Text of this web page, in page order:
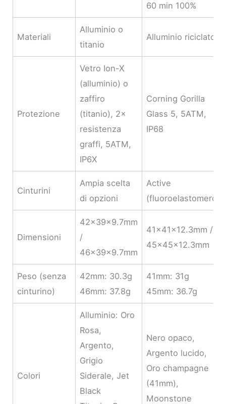
60 min 100%
Materiali
Alluminio o
titanio
Alluminio riciclato
Protezione
Vetro Ion-X
(alluminio) o
zaffiro
(titanio), 2×
resistenza
graffi, 5ATM,
IP6X
Corning Gorilla
Glass 5, 5ATM,
IP68
Cinturini
Ampia scelta
di opzioni
Active
(fluoroelastomero)
Dimensioni
42×39×9.7mm
/
46×39×9.7mm
41×41×12.3mm /
45×45×12.3mm
Peso (senza
cinturino)
42mm: 30.3g
46mm: 37.8g
41mm: 31g
45mm: 36.7g
Colori
Alluminio: Oro
Rosa,
Argento,
Grigio
Siderale, Jet
Black
Nero opaco,
Argento lucido,
Oro champagne
(41mm),
Moonstone